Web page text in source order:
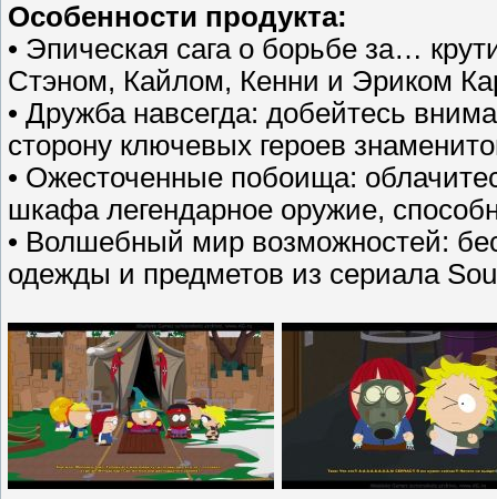
Особенности продукта:
• Эпическая сага о борьбе за…
Стэном, Кайлом, Кенни и Эриком
• Дружба навсегда: добейтесь
сторону ключевых героев
• Ожесточенные побоища:
шкафа легендарное оружие,
• Волшебный мир возможностей:
одежды и предметов из сериала